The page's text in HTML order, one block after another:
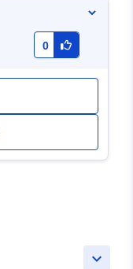
0
keyboard_arrow_down